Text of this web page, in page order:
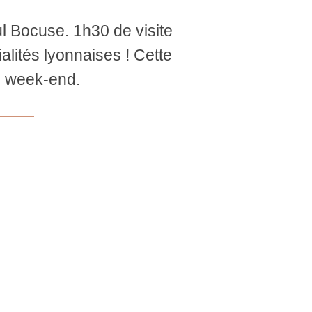
Bocuse. 1h30 de visite
lyonnaises ! Cette
week-end.